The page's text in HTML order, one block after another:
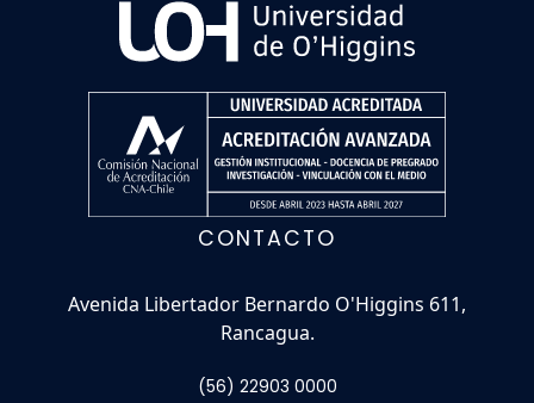
CONTACTO
Avenida Libertador Bernardo O'Higgins 611,
Rancagua.
(56) 22903 0000